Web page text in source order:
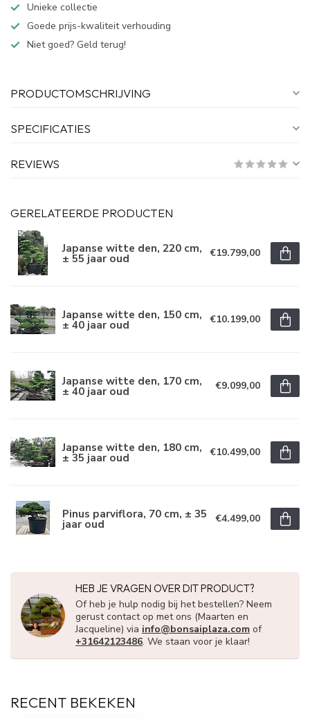
Unieke collectie
Goede prijs-kwaliteit verhouding
Niet goed? Geld terug!
PRODUCTOMSCHRIJVING
SPECIFICATIES
REVIEWS
GERELATEERDE PRODUCTEN
Japanse witte den, 220 cm,
± 55 jaar oud €19.799,00
Japanse witte den, 150 cm,
± 40 jaar oud €10.199,00
Japanse witte den, 170 cm,
± 40 jaar oud €9.099,00
Japanse witte den, 180 cm,
± 35 jaar oud €10.499,00
Pinus parviflora, 70 cm, ± 35
jaar oud €4.499,00
HEB JE VRAGEN OVER DIT PRODUCT?
Of heb je hulp nodig bij het bestellen? Neem
gerust contact op met ons (Maarten en
Jacqueline) via info@bonsaiplaza.com of
+31642123486. We staan voor je klaar!
RECENT BEKEKEN